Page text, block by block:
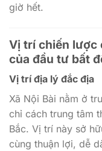
giờ hết.
Vị trí chiến lược
của đầu tư bất
Vị trí địa lý đắc địa
Xã Nội Bài nằm ở
chỉ cách trung tâm
Bắc. Vị trí này sở
cùng thuận lợi, dễ